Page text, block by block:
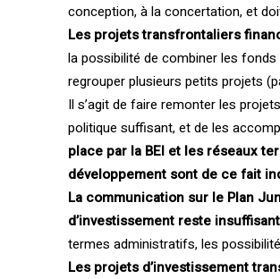
conception, à la concertation, et
Les projets transfrontaliers
la possibilité de combiner les
regrouper plusieurs petits projets
Il s’agit de faire remonter les
politique suffisant, et de les
place par la BEI et les réseaux
développement sont de ce fait
La communication sur le Plan
d’investissement reste
termes administratifs, les
Les projets d’investissement